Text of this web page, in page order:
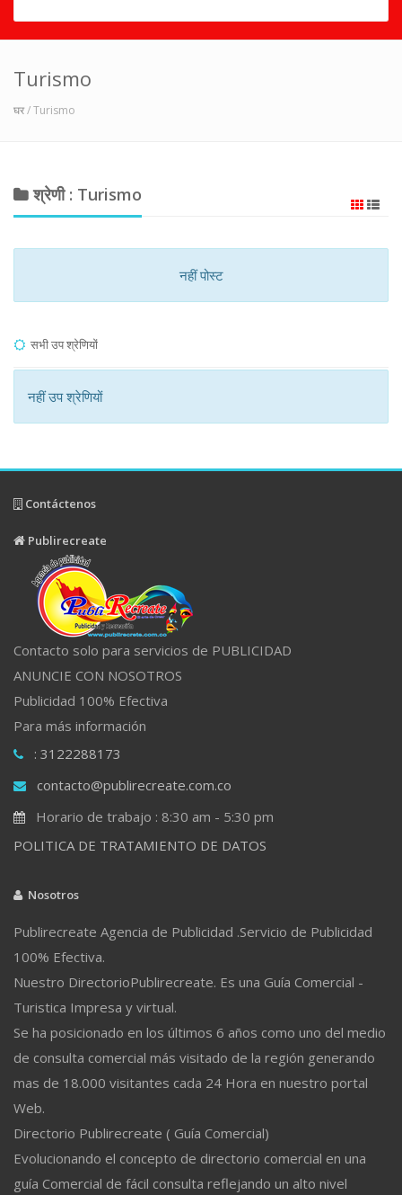
Turismo
घर/ Turismo
श्रेणी : Turismo
नहीं पोस्ट
सभी उप श्रेणियों
नहीं उप श्रेणियों
Contáctenos
Publirecreate
Contacto solo para servicios de PUBLICIDAD
ANUNCIE CON NOSOTROS
Publicidad 100% Efectiva
Para más información
: 3122288173
contacto@publirecreate.com.co
Horario de trabajo : 8:30 am - 5:30 pm
POLITICA DE TRATAMIENTO DE DATOS
Nosotros
Publirecreate Agencia de Publicidad .Servicio de Publicidad
100% Efectiva.
Nuestro DirectorioPublirecreate. Es una Guía Comercial -
Turistica Impresa y virtual.
Se ha posicionado en los últimos 6 años como uno del medio
de consulta comercial más visitado de la región generando
mas de 18.000 visitantes cada 24 Hora en nuestro portal
Web.
Directorio Publirecreate ( Guía Comercial)
Evolucionando el concepto de directorio comercial en una
guía Comercial de fácil consulta reflejando un alto nivel